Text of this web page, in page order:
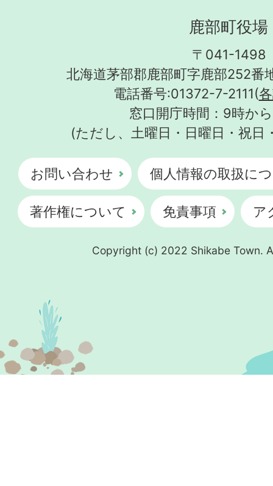
鹿部町役場
〒041-1498
北海道茅部郡鹿部町字鹿部252番
電話番号:01372-7-2111(
窓口開庁時間：9時か
(ただし、土曜日・日曜日・祝日
お問い合わせ 個人情報の取扱に
著作権について 免責事項 ア
Copyright (c) 2022 Shikabe Town.